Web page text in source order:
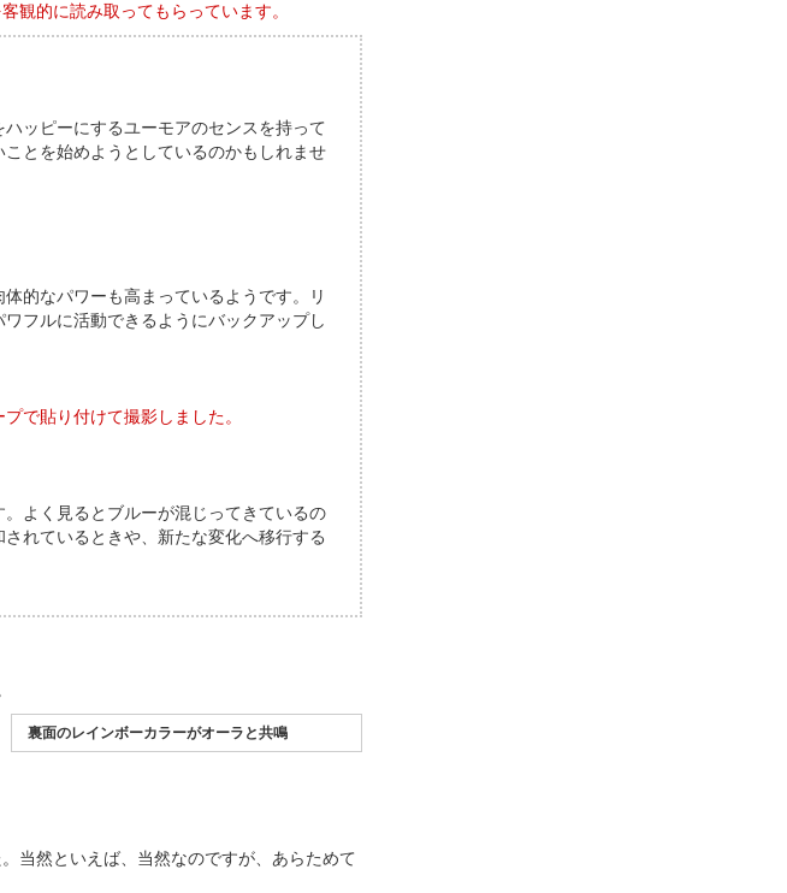
観的に読み取ってもらっています。
ッピーにするユーモアのセンスを持って
とを始めようとしているのかもしれませ
的なパワーも高まっているようです。リ
フルに活動できるようにバックアップし
で貼り付けて撮影しました。
よく見るとブルーが混じってきているの
れているときや、新たな変化へ移行する
裏面のレインボーカラーがオーラと共鳴
当然といえば、当然なのですが、あらためて